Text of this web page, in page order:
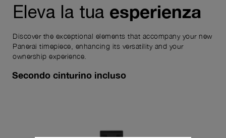
Eleva la tua esperienza
Discover the exceptional elements that accompany your new
Panerai timepiece, enhancing its versatility and your
ownership experience.
Secondo cinturino incluso